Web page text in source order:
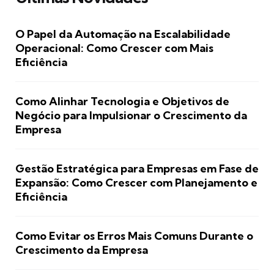
O Papel da Automação na Escalabilidade
Operacional: Como Crescer com Mais
Eficiência
Como Alinhar Tecnologia e Objetivos de
Negócio para Impulsionar o Crescimento da
Empresa
Gestão Estratégica para Empresas em Fase de
Expansão: Como Crescer com Planejamento e
Eficiência
Como Evitar os Erros Mais Comuns Durante o
Crescimento da Empresa